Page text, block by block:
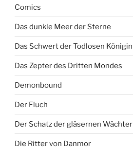
Comics
Das dunkle Meer der Sterne
Das Schwert der Todlosen Königin
Das Zepter des Dritten Mondes
Demonbound
Der Fluch
Der Schatz der gläsernen Wächter
Die Ritter von Danmor